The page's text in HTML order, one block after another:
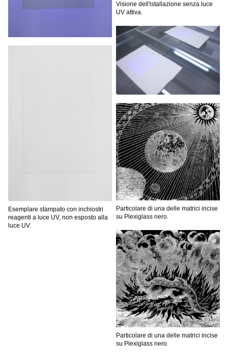
Visione dell'istallazione senza luce
UV attiva.
Esemplare stampato con inchiostri
reagenti a luce UV, non esposto alla
luce UV.
Particolare di una delle matrici incise
su Plexiglass nero.
Particolare di una delle matrici incise
su Plexiglass nero.